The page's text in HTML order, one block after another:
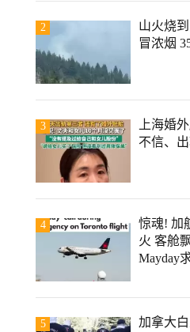
2
山火烧
冒浓烟
3
上海婚
不信、
4
惊魂! 加
火 客舱
Mayday
5
加拿大